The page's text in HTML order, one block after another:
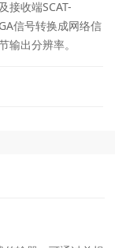
接收端SCAT-
信号转换成网络信
出分辨率。